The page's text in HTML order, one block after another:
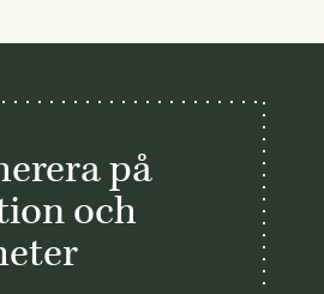
på
och